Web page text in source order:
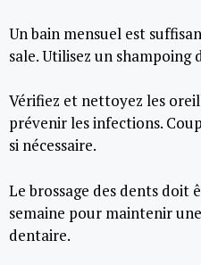
Un bain mensuel est
sale. Utilisez un shampoing
Vérifiez et nettoyez les
prévenir les infections.
si nécessaire.
Le brossage des dents doit
semaine pour maintenir
dentaire.